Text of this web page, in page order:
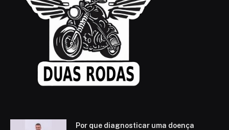
Por que diagnosticar uma doença